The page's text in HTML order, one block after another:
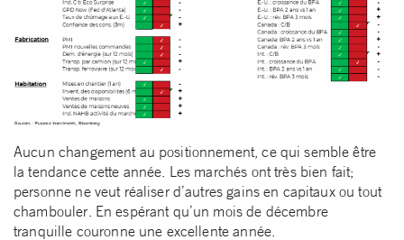
Aucun changement au positionnement, ce qui semble être
la tendance cette année. Les marchés ont très bien fait;
personne ne veut réaliser d’autres gains en capitaux ou tout
chambouler. En espérant qu’un mois de décembre
tranquille couronne une excellente année.